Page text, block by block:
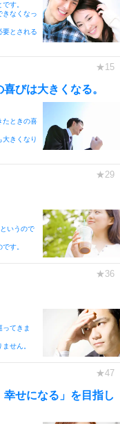
す。
きなくなっ
要とされる
びは大きくなる。
たときの喜
大きくなり
いうので
す。
ってきま
せん。
幸せになる」を目指し